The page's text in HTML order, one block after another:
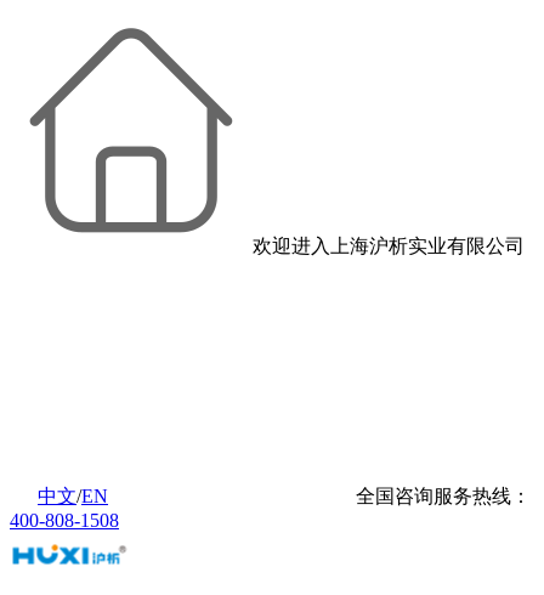
欢迎进入上海沪析实业有限公司
中文/EN
全国咨询服务热线：
400-808-1508